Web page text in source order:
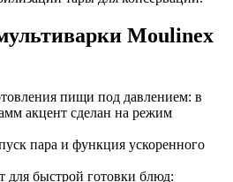
Moulinex
пищи под давлением: в
акцент сделан на режим
пара и функция ускоренного
для быстрой готовки блюд: